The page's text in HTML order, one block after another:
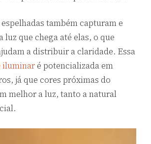
também capturam e
luz que chega até elas, o que
a distribuir a claridade. Essa
iluminaré potencializada em
já que cores próximas do
melhor a luz, tanto a natural